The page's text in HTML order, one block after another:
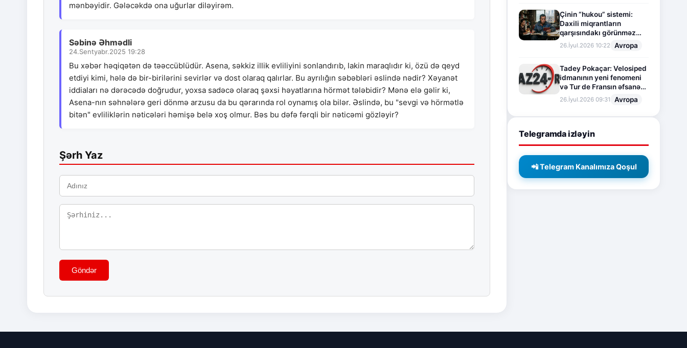
mənbəyidir. Gələcəkdə ona uğurlar diləyirəm.
Səbinə Əhmədli
24.Sentyabr.2025 19:28
Bu xəbər həqiqətən də təəccüblüdür. Asena, səkkiz illik evliliyini sonlandırıb, lakin maraqlıdır ki, özü də qeyd
etdiyi kimi, hələ də bir-birilərini sevirlər və dost olaraq qalırlar. Bu ayrılığın səbəbləri əslində nədir? Xəyanət
iddiaları nə dərəcədə doğrudur, yoxsa sadəcə olaraq şəxsi həyatlarına hörmət tələbidir? Mənə elə gəlir ki,
Asena-nın səhnələrə geri dönmə arzusu da bu qərarında rol oynamış ola bilər. Əslində, bu "sevgi və hörmətlə
bitən" evliliklərin nəticələri həmişə belə xoş olmur. Bəs bu dəfə fərqli bir nəticəmi gözləyir?
Şərh Yaz
Göndər
Çinin “hukou” sistemi:
Daxili miqrantların
qarşısındakı görünməz
sədd
26.İyul.2026 10:22 Avropa
Tadey Pokaçar: Velosiped
idmanının yeni fenomeni
və Tur de Fransın əfsanəvi
səhifəsi
26.İyul.2026 09:31 Avropa
Telegramda izləyin
📲 Telegram Kanalımıza Qoşul